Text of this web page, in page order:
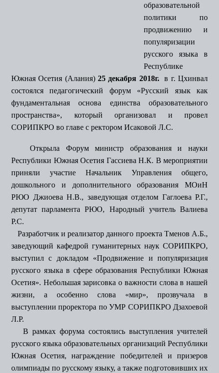
образовательной
политики по
продвижению и
популяризации
русского языка в
Республике
Южная Осетия (Алания) 25 декабря 2018г. в г. Цхинвал
состоялся педагогический форум «Русский язык как
фундаментальная основа единства образовательного
пространства», который организовал и провел
СОРИПКРО во главе с ректором Исаковой Л.С.
Открыла Форум министр образования и науки
Республики Южная Осетия Гассиева Н.К. В мероприятии
приняли участие Начальник Управления общего,
дошкольного и дополнительного образования МОиН
РЮО Джиоева Н.В., заведующая отделом Гаглоева Р.Г.,
депутат парламента РЮО, Народный учитель Валиева
Р.С.
Разработчик и реализатор данного проекта Тменов А.Б.,
заведующий кафедрой гуманитерных наук СОРИПКРО,
выступил с докладом «Продвижение и популяризация
русского языка в сфере образования Республики Южная
Осетия». Небольшая зарисовка о важности слова в нашей
жизни, а особенно слова «мир», прозвучала в
выступлении проректора по УМР СОРИПКРО Дзахоевой
Л.Р.
В рамках форума состоялись выступления учителей
русского языка образовательных организаций Республики
Южная Осетия, награждение победителей и призеров
олимпиады по русскому языку, а также подготовивших их